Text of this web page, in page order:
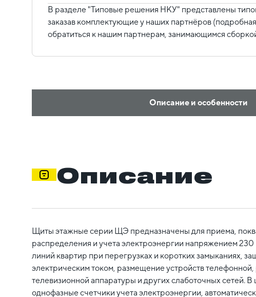
В разделе "Типовые решения НКУ" представлены
заказав комплектующие у наших партнёров
обратиться к нашим партнерам, занимающимся
Описание и особенности
Описание
Щиты этажные серии ЩЭ предназначены для приема,
распределения и учета электроэнергии напряжением
линий квартир при перегрузках и коротких замыканиях,
электрическим током, размещение устройств
телевизионной аппаратуры и других слаботочных сетей. В
однофазные счетчики учета электроэнергии,